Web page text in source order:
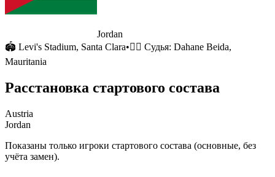
Jordan
🏟 Levi's Stadium, Santa Clara•🧑‍⚖️ Судья: Dahane Beida,
Mauritania
Расстановка стартового состава
Austria
Jordan
Показаны только игроки стартового состава (основные, без
учёта замен).